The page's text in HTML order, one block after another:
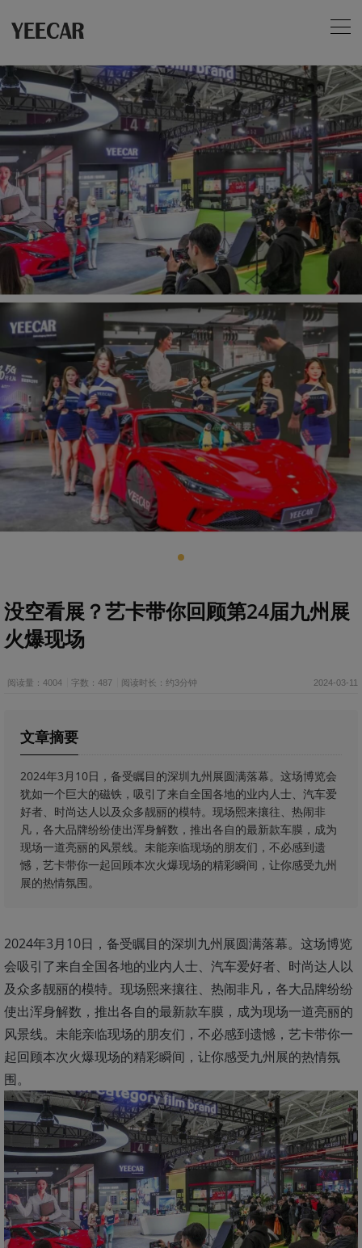
没空看展？艺卡带你回顾第24届九州展
火爆现场
阅读量：4004 字数：487 阅读时长：约3分钟 2024-03-11
文章摘要
2024年3月10日，备受瞩目的深圳九州展圆满落幕。这场博览会
犹如一个巨大的磁铁，吸引了来自全国各地的业内人士、汽车爱
好者、时尚达人以及众多靓丽的模特。现场熙来攘往、热闹非
凡，各大品牌纷纷使出浑身解数，推出各自的最新款车膜，成为
现场一道亮丽的风景线。未能亲临现场的朋友们，不必感到遗
憾，艺卡带你一起回顾本次火爆现场的精彩瞬间，让你感受九州
展的热情氛围。
2024年3月10日，备受瞩目的深圳九州展圆满落幕。这场博览
会吸引了来自全国各地的业内人士、汽车爱好者、时尚达人以
及众多靓丽的模特。现场熙来攘往、热闹非凡，各大品牌纷纷
使出浑身解数，推出各自的最新款车膜，成为现场一道亮丽的
风景线。未能亲临现场的朋友们，不必感到遗憾，艺卡带你一
起回顾本次火爆现场的精彩瞬间，让你感受九州展的热情氛
围。